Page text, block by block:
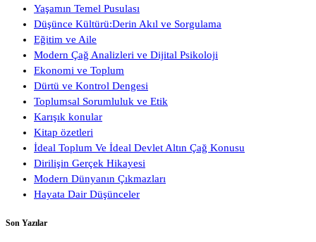
Yaşamın Temel Pusulası
Düşünce Kültürü:Derin Akıl ve Sorgulama
Eğitim ve Aile
Modern Çağ Analizleri ve Dijital Psikoloji
Ekonomi ve Toplum
Dürtü ve Kontrol Dengesi
Toplumsal Sorumluluk ve Etik
Karışık konular
Kitap özetleri
İdeal Toplum Ve İdeal Devlet Altın Çağ Konusu
Dirilişin Gerçek Hikayesi
Modern Dünyanın Çıkmazları
Hayata Dair Düşünceler
Son Yazılar